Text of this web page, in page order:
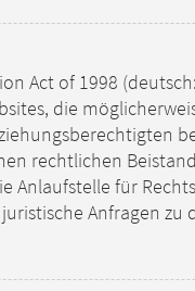
Act of 1998
die
rechtlichen
für
Anfragen